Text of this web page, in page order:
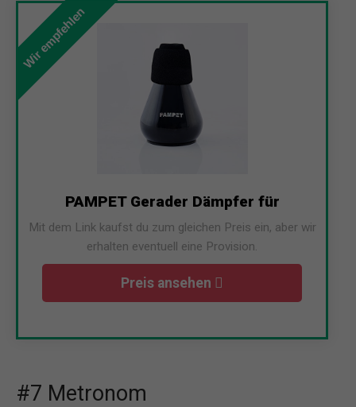
Wir empfehlen
PAMPET Gerader Dämpfer für
Mit dem Link kaufst du zum gleichen Preis ein, aber wir
erhalten eventuell eine Provision.
Preis ansehen
#7 Metronom